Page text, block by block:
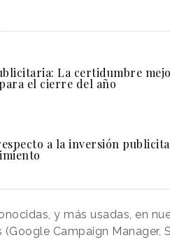
La certidumbre
el cierre del año
a la inversión
y más usadas, en
Campaign Manager,